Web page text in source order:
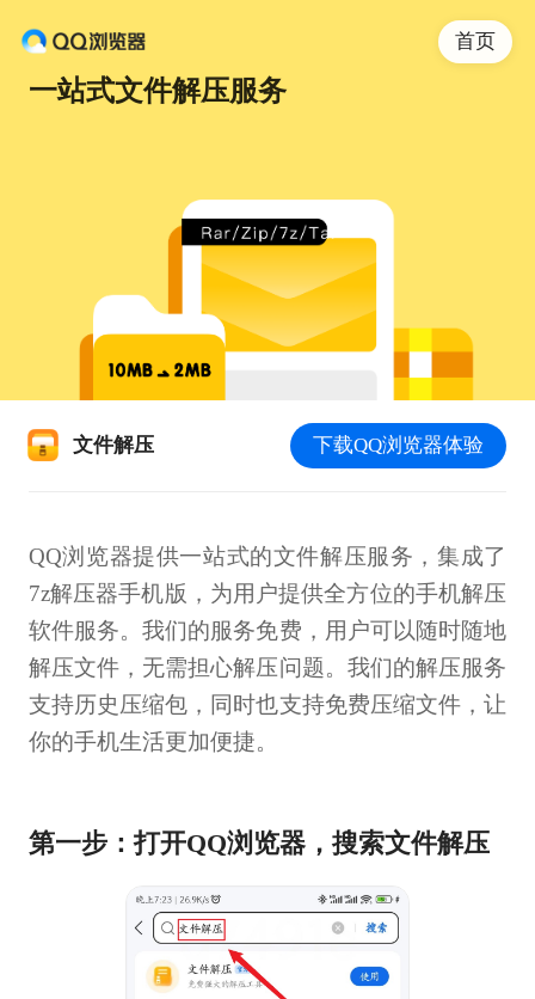
一站式文件解压服务
首页
文件解压 下载QQ浏览器体验
QQ浏览器提供一站式的文件解压服务，集成了
7z解压器手机版，为用户提供全方位的手机解压
软件服务。我们的服务免费，用户可以随时随地
解压文件，无需担心解压问题。我们的解压服务
支持历史压缩包，同时也支持免费压缩文件，让
你的手机生活更加便捷。
第一步：打开QQ浏览器，搜索文件解压